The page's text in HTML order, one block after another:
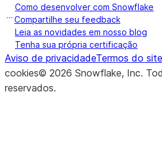
Como desenvolver com Snowflake
Compartilhe seu feedback
Leia as novidades em nosso blog
Tenha sua própria certificação
Aviso de privacidadeTermos do site
cookies© 2026 Snowflake, Inc.
reservados.